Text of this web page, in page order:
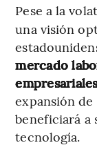
Pese a la
una visión
mercado
expansión
beneficiará a
tecnología.